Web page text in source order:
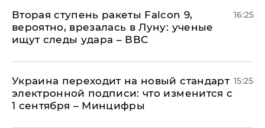
Вторая ступень ракеты Falcon 9,
вероятно, врезалась в Луну: ученые
ищут следы удара – ВВС
16:25
Украина переходит на новый стандарт
электронной подписи: что изменится с
1 сентября – Минцифры
15:25